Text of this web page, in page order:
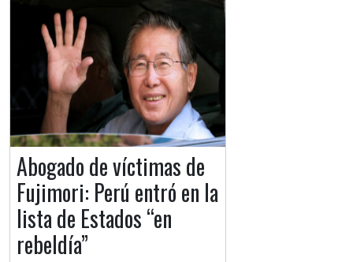
Abogado de víctimas de
Fujimori: Perú entró en la
lista de Estados “en
rebeldía”